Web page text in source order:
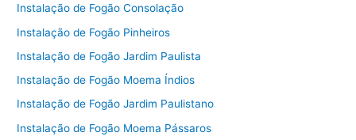
Instalação de Fogão Consolação
Instalação de Fogão Pinheiros
Instalação de Fogão Jardim Paulista
Instalação de Fogão Moema Índios
Instalação de Fogão Jardim Paulistano
Instalação de Fogão Moema Pássaros